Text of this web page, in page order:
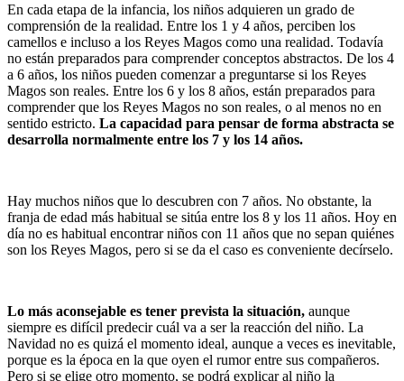
En cada etapa de la infancia, los niños adquieren un grado de
comprensión de la realidad. Entre los 1 y 4 años, perciben los
camellos e incluso a los Reyes Magos como una realidad. Todavía
no están preparados para comprender conceptos abstractos. De los 4
a 6 años, los niños pueden comenzar a preguntarse si los Reyes
Magos son reales. Entre los 6 y los 8 años, están preparados para
comprender que los Reyes Magos no son reales, o al menos no en
sentido estricto. La capacidad para pensar de forma abstracta se
desarrolla normalmente entre los 7 y los 14 años.
Hay muchos niños que lo descubren con 7 años. No obstante, la
franja de edad más habitual se sitúa entre los 8 y los 11 años. Hoy en
día no es habitual encontrar niños con 11 años que no sepan quiénes
son los Reyes Magos, pero si se da el caso es conveniente decírselo.
Lo más aconsejable es tener prevista la situación, aunque
siempre es difícil predecir cuál va a ser la reacción del niño. La
Navidad no es quizá el momento ideal, aunque a veces es inevitable,
porque es la época en la que oyen el rumor entre sus compañeros.
Pero si se elige otro momento, se podrá explicar al niño la